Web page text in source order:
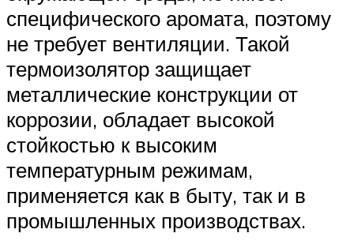
специфического аромата, поэтому
не требует вентиляции. Такой
термоизолятор защищает
металлические конструкции от
коррозии, обладает высокой
стойкостью к высоким
температурным режимам,
применяется как в быту, так и в
промышленных производствах.